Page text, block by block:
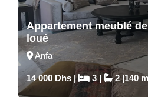
Appartement meublé
loué
Anfa
14 000 Dhs | 3 | 2 |140